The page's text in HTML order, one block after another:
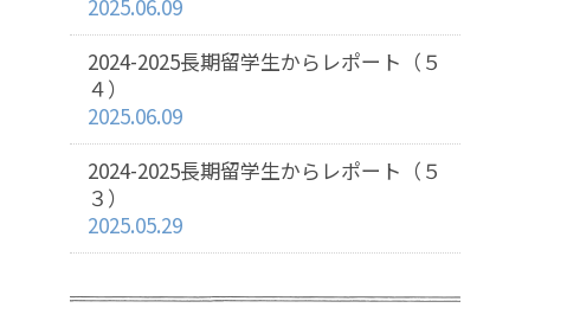
2025.06.09
2024-2025長期留学生からレポート（５
４）
2025.06.09
2024-2025長期留学生からレポート（５
３）
2025.05.29